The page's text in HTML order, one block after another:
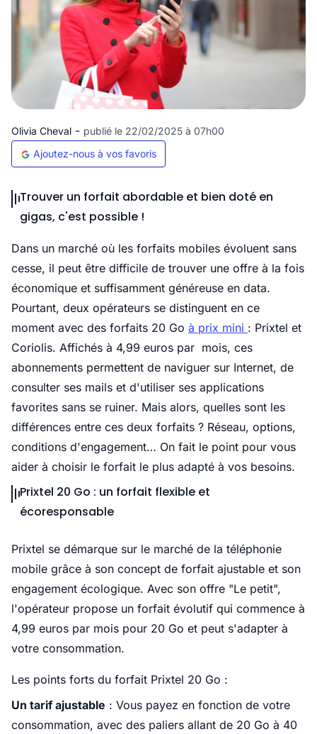
Olivia Cheval - publié le 22/02/2025 à 07h00
Ajoutez-nous à vos favoris
Trouver un forfait abordable et bien doté en
gigas, c'est possible !
Dans un marché où les forfaits mobiles évoluent sans
cesse, il peut être difficile de trouver une offre à la fois
économique et suffisamment généreuse en data.
Pourtant, deux opérateurs se distinguent en ce
moment avec des forfaits 20 Go à prix mini : Prixtel et
Coriolis. Affichés à 4,99 euros par mois, ces
abonnements permettent de naviguer sur Internet, de
consulter ses mails et d'utiliser ses applications
favorites sans se ruiner. Mais alors, quelles sont les
différences entre ces deux forfaits ? Réseau, options,
conditions d'engagement… On fait le point pour vous
aider à choisir le forfait le plus adapté à vos besoins.
Prixtel 20 Go : un forfait flexible et
écoresponsable
Prixtel se démarque sur le marché de la téléphonie
mobile grâce à son concept de forfait ajustable et son
engagement écologique. Avec son offre "Le petit",
l'opérateur propose un forfait évolutif qui commence à
4,99 euros par mois pour 20 Go et peut s'adapter à
votre consommation.
Les points forts du forfait Prixtel 20 Go :
Un tarif ajustable : Vous payez en fonction de votre
consommation, avec des paliers allant de 20 Go à 40